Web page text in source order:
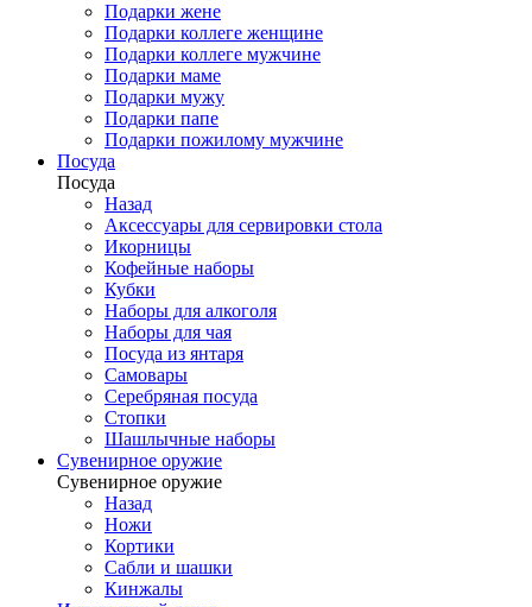
Подарки жене
Подарки коллеге женщине
Подарки коллеге мужчине
Подарки маме
Подарки мужу
Подарки папе
Подарки пожилому мужчине
Посуда
Посуда
Назад
Аксессуары для сервировки стола
Икорницы
Кофейные наборы
Кубки
Наборы для алкоголя
Наборы для чая
Посуда из янтаря
Самовары
Серебряная посуда
Стопки
Шашлычные наборы
Сувенирное оружие
Сувенирное оружие
Назад
Ножи
Кортики
Сабли и шашки
Кинжалы